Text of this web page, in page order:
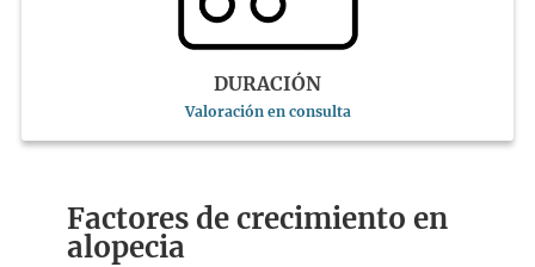
DURACIÓN
Valoración en consulta
Factores de crecimiento en
alopecia